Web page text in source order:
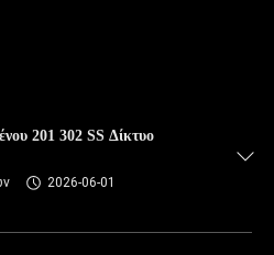
201 302 SS Δίκτυο
2026-06-01